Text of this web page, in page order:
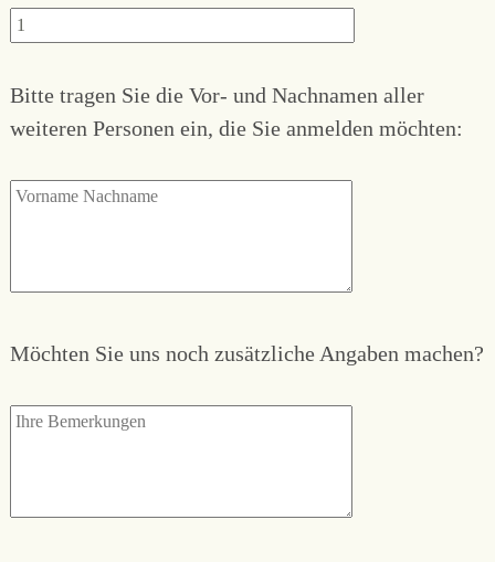
Bitte tragen Sie die Vor- und Nachnamen aller
weiteren Personen ein, die Sie anmelden möchten:
Möchten Sie uns noch zusätzliche Angaben machen?